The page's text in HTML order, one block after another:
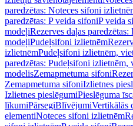
paredzētas: Noteces sifoni
paredzētas: P veida sifoniP veida
modeļiRezerves daļas
modeļiPudeļsifoni izlietnēm
izlietnēmPudeļsifoni izlietnēm,
paredzētas: Pudeļsifoni izlietnēm,
modelisZemapmetuma sifoni
Zemapmetuma sifoniIzlietnes
Izlietnes pieslēgumiPieslēguma
līkumiPārsegiBlīvējumiVertikālās
elementiNoteces sifoni izlietnēm